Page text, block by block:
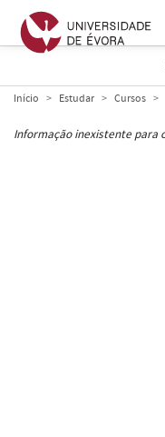
Início Estudar Cursos
Informação inexistente para